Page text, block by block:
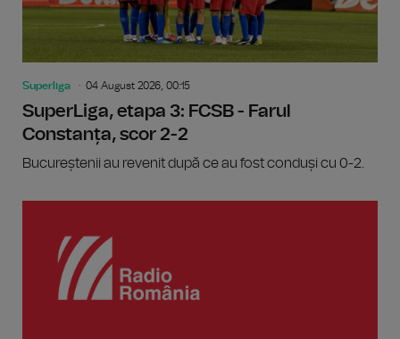
Superliga 04 August 2026, 00:15
SuperLiga, etapa 3: FCSB - Farul
Constanța, scor 2-2
Bucureștenii au revenit după ce au fost conduși cu 0-2.